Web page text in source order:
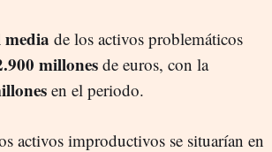
de los activos problemáticos
millonesde euros, con la
en el periodo.
activos improductivos se situarían en